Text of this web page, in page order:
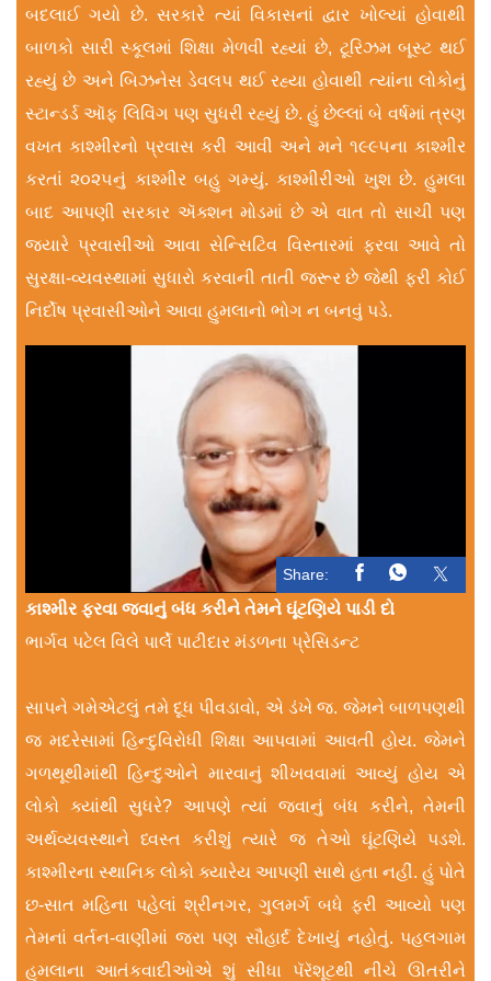
બદલાઈ ગયો છે. સરકારે ત્યાં વિકાસનાં દ્વાર ખોલ્યાં હોવાથી
બાળકો સારી સ્કૂલમાં શિક્ષા મેળવી રહ્યાં છે, ટૂરિઝમ બૂસ્ટ થઈ
રહ્યું છે અને બિઝનેસ ડેવલપ થઈ રહ્યા હોવાથી ત્યાંના લોકોનું
સ્ટાન્ડર્ડ ઑફ લિવિંગ પણ સુધરી રહ્યું છે. હું છેલ્લાં બે વર્ષમાં ત્રણ
વખત કાશ્મીરનો પ્રવાસ કરી આવી અને મને ૧૯૯૫ના કાશ્મીર
કરતાં ૨૦૨૫નું કાશ્મીર બહુ ગમ્યું. કાશ્મીરીઓ ખુશ છે. હુમલા
બાદ આપણી સરકાર ઍક્શન મોડમાં છે એ વાત તો સાચી પણ
જ્યારે પ્રવાસીઓ આવા સેન્સિટિવ વિસ્તારમાં ફરવા આવે તો
સુરક્ષા-વ્યવસ્થામાં સુધારો કરવાની તાતી જરૂર છે જેથી ફરી કોઈ
નિર્દોષ પ્રવાસીઓને આવા હુમલાનો ભોગ ન બનવું પડે.
Share:
કાશ્મીર ફરવા જવાનું બંધ કરીને તેમને ઘૂંટણિયે પાડી દો
ભાર્ગવ પટેલ વિલે પાર્લે પાટીદાર મંડળના પ્રેસિડન્ટ
સાપને ગમેએટલું તમે દૂધ પીવડાવો, એ ડંખે જ. જેમને બાળપણથી
જ મદરેસામાં હિન્દુવિરોધી શિક્ષા આપવામાં આવતી હોય. જેમને
ગળથૂથીમાંથી હિન્દુઓને મારવાનું શીખવવામાં આવ્યું હોય એ
લોકો ક્યાંથી સુધરે? આપણે ત્યાં જવાનું બંધ કરીને, તેમની
અર્થવ્યવસ્થાને ધ્વસ્ત કરીશું ત્યારે જ તેઓ ઘૂંટણિયે પડશે.
કાશ્મીરના સ્થાનિક લોકો ક્યારેય આપણી સાથે હતા નહીં. હું પોતે
છ-સાત મહિના પહેલાં શ્રીનગર, ગુલમર્ગ બધે ફરી આવ્યો પણ
તેમનાં વર્તન-વાણીમાં જરા પણ સૌહાર્દ દેખાયું નહોતું. પહલગામ
હુમલાના આતંકવાદીઓએ શું સીધા પૅરૅશૂટથી નીચે ઊતરીને